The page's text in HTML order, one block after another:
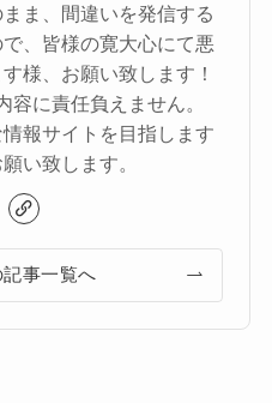
ま、間違いを発信する
、皆様の寛大心にて悪
様、お願い致します！
に責任負えません。
報サイトを目指します
い致します。
事一覧へ